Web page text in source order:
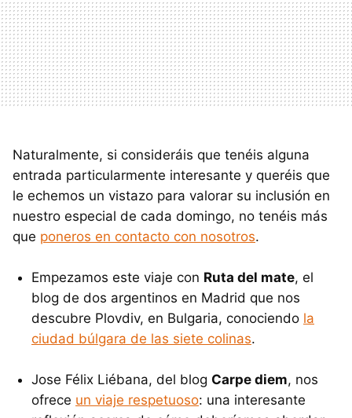
Naturalmente, si consideráis que tenéis alguna
entrada particularmente interesante y queréis que
le echemos un vistazo para valorar su inclusión en
nuestro especial de cada domingo, no tenéis más
que poneros en contacto con nosotros.
Empezamos este viaje con Ruta del mate, el
blog de dos argentinos en Madrid que nos
descubre Plovdiv, en Bulgaria, conociendo la
ciudad búlgara de las siete colinas.
Jose Félix Liébana, del blog Carpe diem, nos
ofrece un viaje respetuoso: una interesante